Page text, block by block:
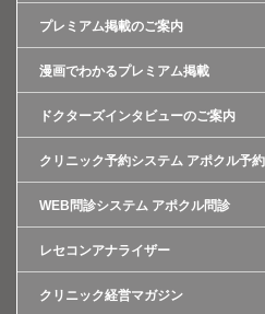
プレミアム掲載のご案内
漫画でわかるプレミアム掲載
ドクターズインタビューのご案内
クリニック予約システム アポクル予約
WEB問診システム アポクル問診
レセコンアナライザー
クリニック経営マガジン